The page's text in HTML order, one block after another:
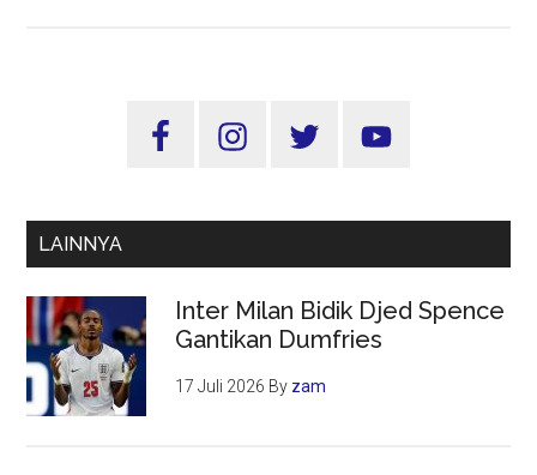
Sidebar
LAINNYA
Inter Milan Bidik Djed Spence
Gantikan Dumfries
17 Juli 2026 By zam